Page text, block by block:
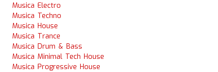
Musica Electro
Musica Techno
Musica House
Musica Trance
Musica Drum & Bass
Musica Minimal Tech House
Musica Progressive House